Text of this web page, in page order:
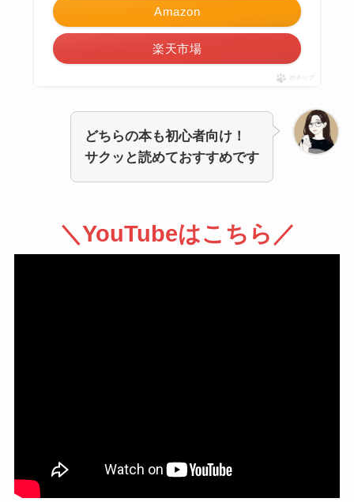
Amazon
楽天市場
ポチップ
どちらの本も初心者向け！
サクッと読めておすすめです
＼YouTubeはこちら／